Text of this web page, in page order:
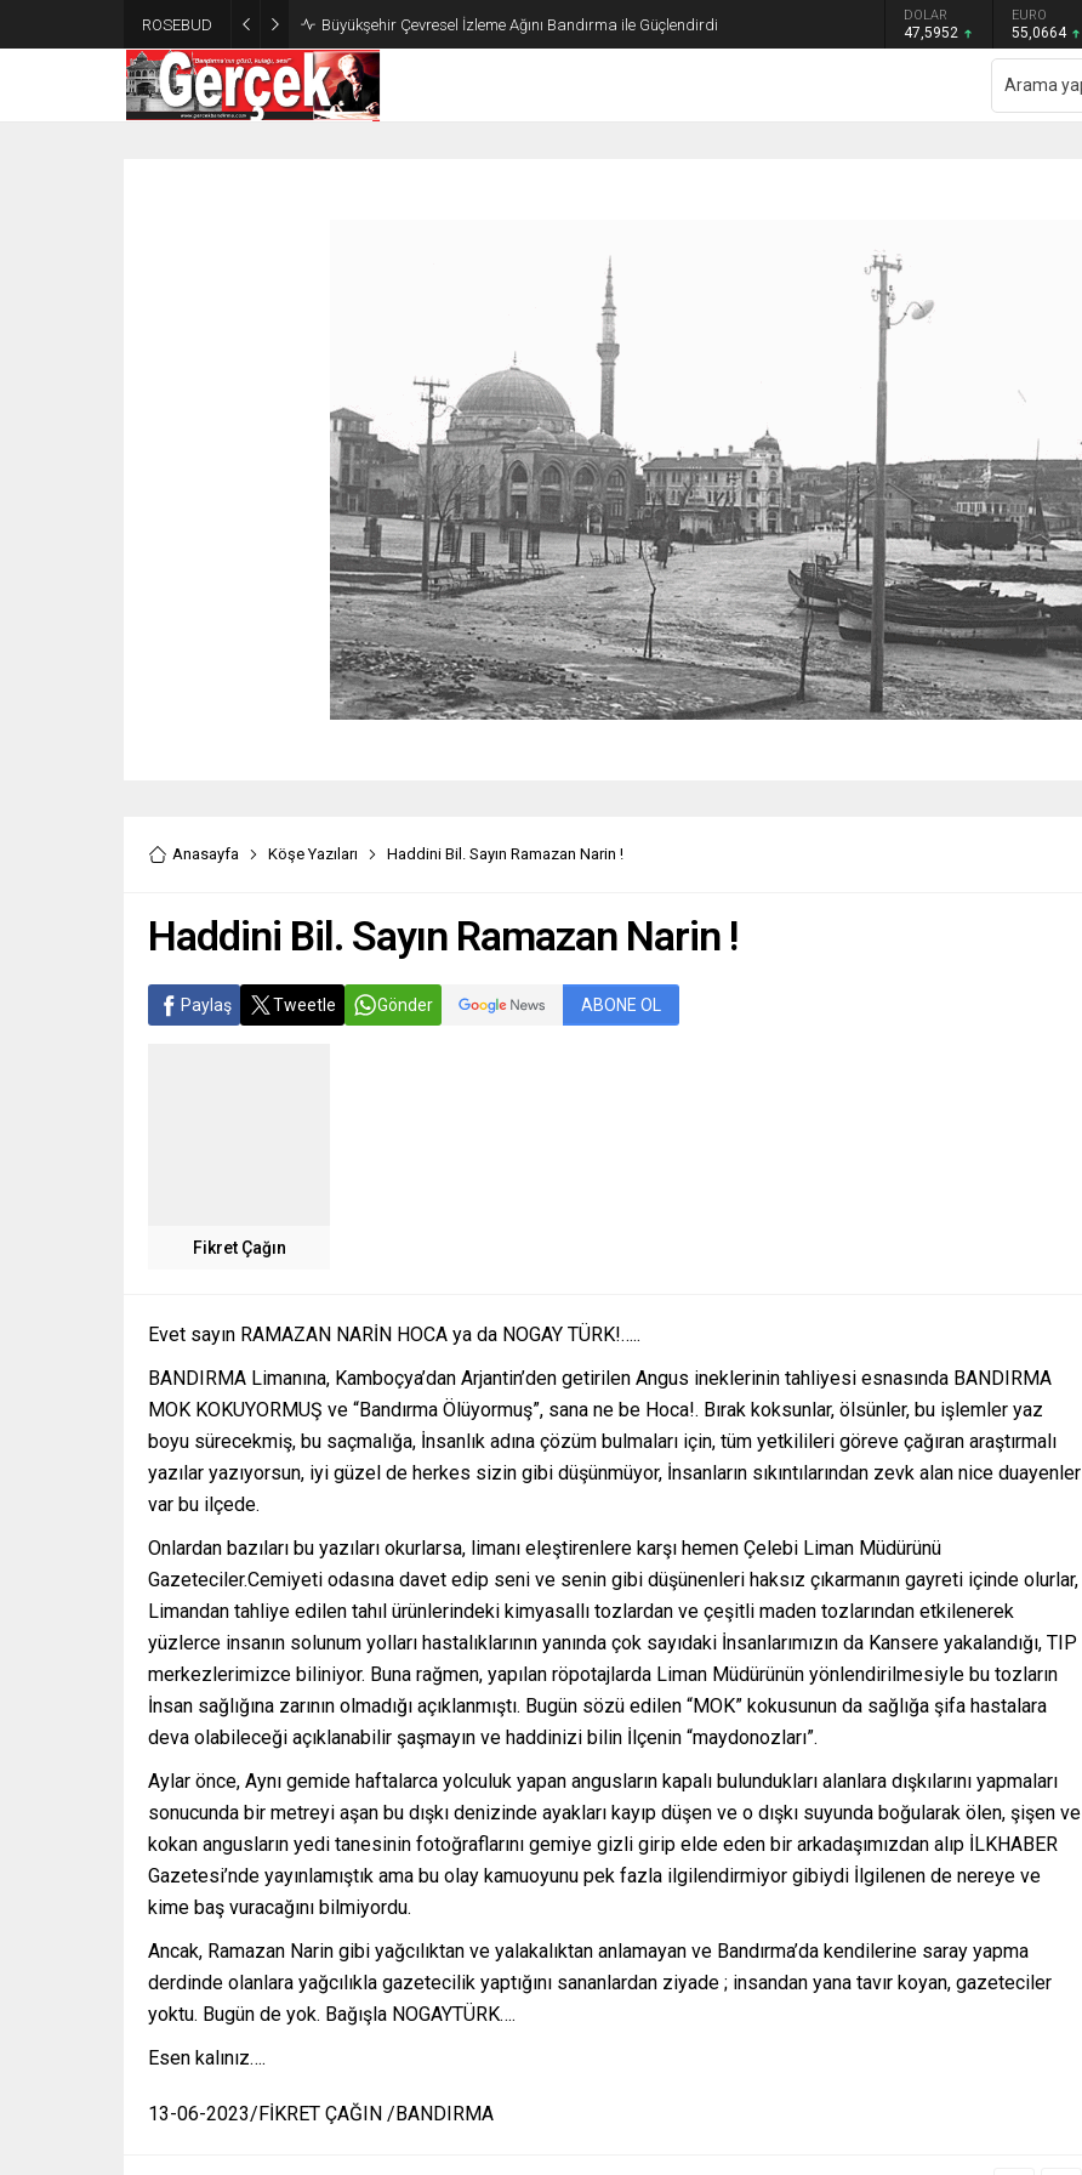
ROSEBUD Büyükşehir Çevresel İzleme Ağını Bandırma ile Güçlendirdi DOLAR
47,5952
EURO
55,0664
Anasayfa Köşe Yazıları Haddini Bil. Sayın Ramazan Narin !
Haddini Bil. Sayın Ramazan Narin !
Paylaş Tweetle Gönder ABONE OL
Fikret Çağın
Evet sayın RAMAZAN NARİN HOCA ya da NOGAY TÜRK!…..
BANDIRMA Limanına, Kamboçya’dan Arjantin’den getirilen Angus ineklerinin tahliyesi esnasında BANDIRMA
MOK KOKUYORMUŞ ve “Bandırma Ölüyormuş”, sana ne be Hoca!. Bırak koksunlar, ölsünler, bu işlemler yaz
boyu sürecekmiş, bu saçmalığa, İnsanlık adına çözüm bulmaları için, tüm yetkilileri göreve çağıran araştırmalı
yazılar yazıyorsun, iyi güzel de herkes sizin gibi düşünmüyor, İnsanların sıkıntılarından zevk alan nice duayenler
var bu ilçede.
Onlardan bazıları bu yazıları okurlarsa, limanı eleştirenlere karşı hemen Çelebi Liman Müdürünü
Gazeteciler.Cemiyeti odasına davet edip seni ve senin gibi düşünenleri haksız çıkarmanın gayreti içinde olurlar,
Limandan tahliye edilen tahıl ürünlerindeki kimyasallı tozlardan ve çeşitli maden tozlarından etkilenerek
yüzlerce insanın solunum yolları hastalıklarının yanında çok sayıdaki İnsanlarımızın da Kansere yakalandığı, TIP
merkezlerimizce biliniyor. Buna rağmen, yapılan röpotajlarda Liman Müdürünün yönlendirilmesiyle bu tozların
İnsan sağlığına zarının olmadığı açıklanmıştı. Bugün sözü edilen “MOK” kokusunun da sağlığa şifa hastalara
deva olabileceği açıklanabilir şaşmayın ve haddinizi bilin İlçenin “maydonozları”.
Aylar önce, Aynı gemide haftalarca yolculuk yapan angusların kapalı bulundukları alanlara dışkılarını yapmaları
sonucunda bir metreyi aşan bu dışkı denizinde ayakları kayıp düşen ve o dışkı suyunda boğularak ölen, şişen ve
kokan angusların yedi tanesinin fotoğraflarını gemiye gizli girip elde eden bir arkadaşımızdan alıp İLKHABER
Gazetesi’nde yayınlamıştık ama bu olay kamuoyunu pek fazla ilgilendirmiyor gibiydi İlgilenen de nereye ve
kime baş vuracağını bilmiyordu.
Ancak, Ramazan Narin gibi yağcılıktan ve yalakalıktan anlamayan ve Bandırma’da kendilerine saray yapma
derdinde olanlara yağcılıkla gazetecilik yaptığını sananlardan ziyade ; insandan yana tavır koyan, gazeteciler
yoktu. Bugün de yok. Bağışla NOGAYTÜRK….
Esen kalınız….
13-06-2023/FİKRET ÇAĞIN /BANDIRMA